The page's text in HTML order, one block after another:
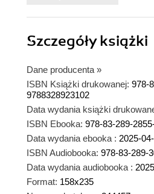
Szczegółyksiążki
Dane producenta »
ISBN Książki drukowanej: 978-
9788328923102
Data wydania książki
ISBN Ebooka: 978-83-289-
Data wydania ebooka : 2025-
ISBN Audiobooka: 978-83-289-
Data wydania audiobooka :
Format: 158x235